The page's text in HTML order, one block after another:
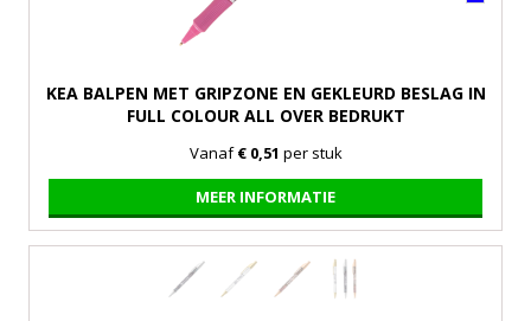
KEA BALPEN MET GRIPZONE EN GEKLEURD BESLAG IN
FULL COLOUR ALL OVER BEDRUKT
Vanaf€ 0,51 per stuk
MEER INFORMATIE